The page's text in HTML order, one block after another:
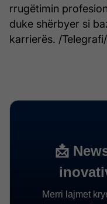
rrugëtimin
duke shërbyer si
karrierës. /Telegrafi/